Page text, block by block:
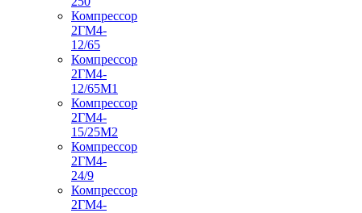
Компрессор
2ГМ4-
12/65
Компрессор
2ГМ4-
12/65М1
Компрессор
2ГМ4-
15/25М2
Компрессор
2ГМ4-
24/9
Компрессор
2ГМ4-